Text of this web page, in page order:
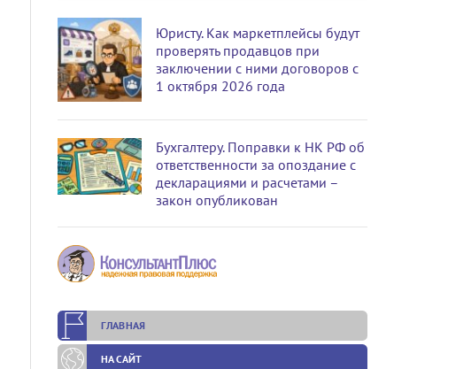
Юристу. Как маркетплейсы будут
проверять продавцов при
заключении с ними договоров с
1 октября 2026 года
Бухгалтеру. Поправки к НК РФ об
ответственности за опоздание с
декларациями и расчетами –
закон опубликован
ГЛАВНАЯ
НА САЙТ